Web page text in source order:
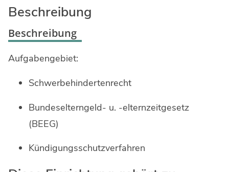
Umwelt & Nachhaltigkeit
Verkehr & Mobilität
Kreispolizeibehörde
Jobs bei allen Arbeitgebern im Kreisgebiet
Beschreibung
Beschreibung
Aufgabengebiet:
Schwerbehindertenrecht
Bundeselterngeld- u. -elternzeitgesetz
(BEEG)
Kündigungsschutzverfahren